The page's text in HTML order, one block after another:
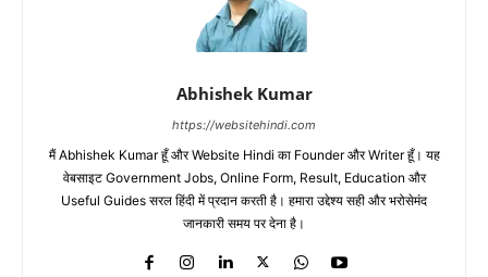
Abhishek Kumar
https://websitehindi.com
मैं Abhishek Kumar हूँ और Website Hindi का Founder और Writer हूँ। यह
वेबसाइट Government Jobs, Online Form, Result, Education और
Useful Guides सरल हिंदी में प्रदान करती है। हमारा उद्देश्य सही और भरोसेमंद
जानकारी समय पर देना है।